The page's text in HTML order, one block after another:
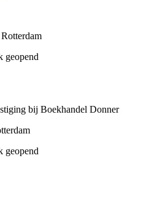
geopend
bij Boekhandel Donner
geopend